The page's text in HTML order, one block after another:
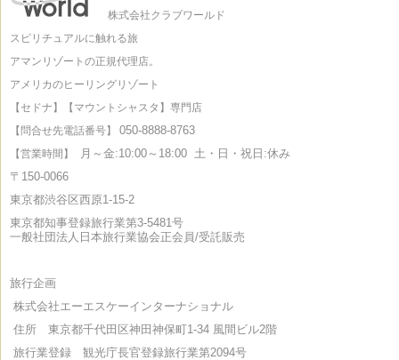
株式会社クラブワールド
スピリチュアルに触れる旅
アマンリゾートの正規代理店。
アメリカのヒーリングリゾート
【セドナ】【マウントシャスタ】専門店
【問合せ先電話番号】 050-8888-8763
【営業時間】 月～金:10:00～18:00 土・日・祝日:休み
〒150-0066
東京都渋谷区西原1-15-2
東京都知事登録旅行業第3-5481号
一般社団法人日本旅行業協会正会員/受託販売
旅行企画
株式会社エーエスケーインターナショナル
住所 東京都千代田区神田神保町1-34 風間ビル2階
旅行業登録 観光庁長官登録旅行業第2094号